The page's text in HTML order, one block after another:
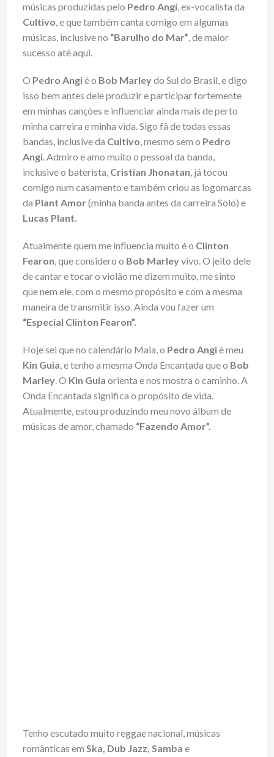
músicas produzidas pelo Pedro Angi, ex-vocalista da
Cultivo, e que também canta comigo em algumas
músicas, inclusive no “Barulho do Mar”, de maior
sucesso até aqui.
O Pedro Angié o Bob Marleydo Sul do Brasil, e digo
isso bem antes dele produzir e participar fortemente
em minhas canções e influenciar ainda mais de perto
minha carreira e minha vida. Sigo fã de todas essas
bandas, inclusive da Cultivo, mesmo sem o Pedro
Angi. Admiro e amo muito o pessoal da banda,
inclusive o baterista, Cristian Jhonatan, já tocou
comigo num casamento e também criou as logomarcas
da Plant Amor(minha banda antes da carreira Solo) e
Lucas Plant.
Atualmente quem me influencia muito é o Clinton
Fearon, que considero o Bob Marleyvivo. O jeito dele
de cantar e tocar o violão me dizem muito, me sinto
que nem ele, com o mesmo propósito e com a mesma
maneira de transmitir isso. Ainda vou fazer um
“Especial Clinton Fearon”.
Hoje sei que no calendário Maia, o Pedro Angié meu
Kin Guia, e tenho a mesma Onda Encantada que o Bob
Marley. O Kin Guia orienta e nos mostra o caminho. A
Onda Encantada significa o propósito de vida.
Atualmente, estou produzindo meu novo álbum de
músicas de amor, chamado “Fazendo Amor”.
Tenho escutado muito reggae nacional, músicas
românticas em Ska, Dub Jazz, Samba e